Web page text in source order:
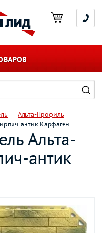
Альта-Профиль
антик Карфаген
Альта-
антик